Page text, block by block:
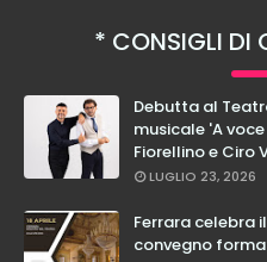
CONSIGLI DI
Debutta al
musicale 'A
Fiorellino e Ciro
LUGLIO 23, 2026
Ferrara celebra
convegno